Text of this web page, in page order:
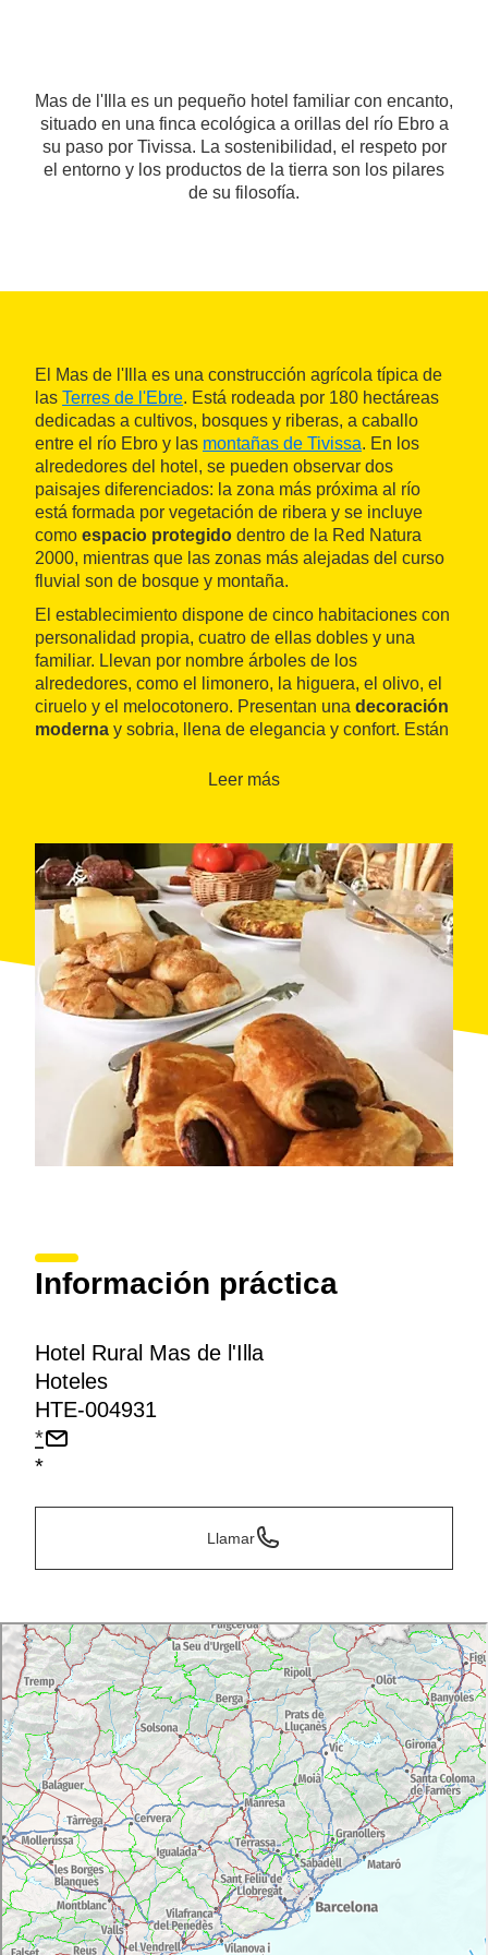
Mas de l'Illa es un pequeño hotel familiar con encanto,
situado en una finca ecológica a orillas del río Ebro a
su paso por Tivissa. La sostenibilidad, el respeto por
el entorno y los productos de la tierra son los pilares
de su filosofía.
El Mas de l'Illa es una construcción agrícola típica de
las Terres de l'Ebre. Está rodeada por 180 hectáreas
dedicadas a cultivos, bosques y riberas, a caballo
entre el río Ebro y las montañas de Tivissa. En los
alrededores del hotel, se pueden observar dos
paisajes diferenciados: la zona más próxima al río
está formada por vegetación de ribera y se incluye
como espacio protegido dentro de la Red Natura
2000, mientras que las zonas más alejadas del curso
fluvial son de bosque y montaña.
El establecimiento dispone de cinco habitaciones con
personalidad propia, cuatro de ellas dobles y una
familiar. Llevan por nombre árboles de los
alrededores, como el limonero, la higuera, el olivo, el
ciruelo y el melocotonero. Presentan una decoración
moderna y sobria, llena de elegancia y confort. Están
de productos de acogida ecológicos.
y de proximidad. También confeccionan pícnics para
tomar un bocado durante la jornada de exploración
por la zona. Alrededor del Mas de l'Illa se pueden
llevar a cabo un buen número de actividades como
piragüismo, barranquismo, escalada, senderismo o
excursiones en bicicleta. También hay bodegas que
organizan catas de vinos, además de pueblos con
encanto como la propiaTivissaoMiravet
Leer más
Información práctica
Hotel Rural Mas de l'Illa
Hoteles
HTE-004931
*
*
Llamar